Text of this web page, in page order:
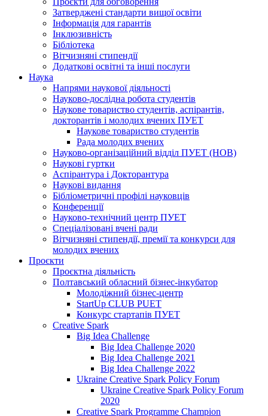
Затверджені стандарти вищої освіти
Інформація для гарантів
Інклюзивність
Бібліотека
Вітчизняні стипендії
Додаткові освітні та інші послуги
Наука
Напрями наукової діяльності
Науково-дослідна робота студентів
Наукове товариство студентів, аспірантів,
докторантів і молодих вчених ПУЕТ
Наукове товариство студентів
Рада молодих вчених
Науково-організаційний відділ ПУЕТ (НОВ)
Наукові гуртки
Аспірантура і Докторантура
Наукові видання
Бібліометричні профілі науковців
Конференції
Науково-технічний центр ПУЕТ
Спеціалізовані вчені ради
Вітчизняні стипендії, премії та конкурси для
молодих вчених
Проєкти
Проєктна діяльність
Полтавський обласний бізнес-інкубатор
Молодіжний бізнес-центр
StartUp CLUB PUET
Конкурс стартапів ПУЕТ
Creative Spark
Big Idea Challenge
Big Idea Challenge 2020
Big Idea Challenge 2021
Big Idea Challenge 2022
Ukraine Creative Spark Policy Forum
Ukraine Creative Spark Policy Forum
2020
Creative Spark Programme Champion